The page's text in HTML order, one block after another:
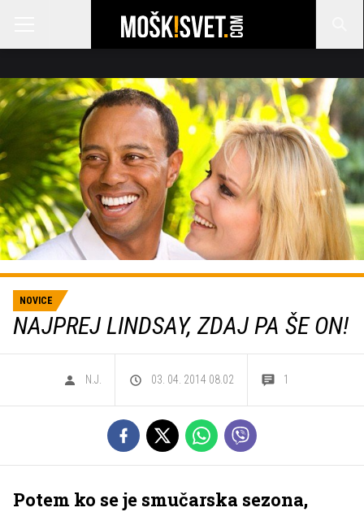
NOVICE
NAJPREJ LINDSAY, ZDAJ PA ŠE ON!
N.J. 03. 04. 2014 08.02 1
Potem ko se je smučarska sezona,